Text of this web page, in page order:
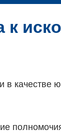
в качестве